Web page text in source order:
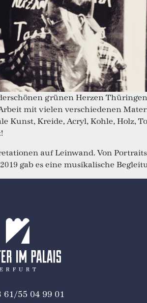
grünen Herzen
mit vielen verschiedenen
Kunst, Kreide, Acryl, Kohle, Holz,
auf Leinwand. Von
gab es eine musikalische
61/55 04 99 01